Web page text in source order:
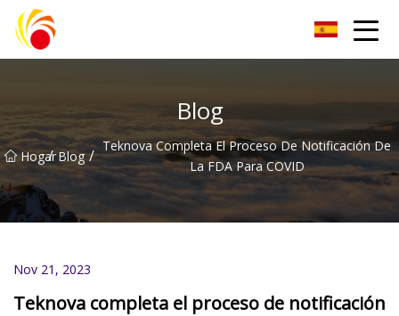
Artículos de laboratorio de plástico Co., Ltd de Wuxi
Blog
Hogar
/ Blog / Teknova Completa El Proceso De Notificación De
La FDA Para COVID
Nov 21, 2023
Teknova completa el proceso de notificación